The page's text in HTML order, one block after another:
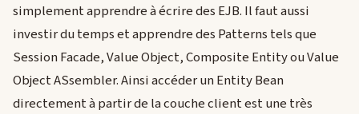
simplement apprendre à écrire des EJB. Il faut aussi
investir du temps et apprendre des Patterns tels que
Session Facade, Value Object, Composite Entity ou Value
Object ASsembler. Ainsi accéder un Entity Bean
directement à partir de la couche client est une très